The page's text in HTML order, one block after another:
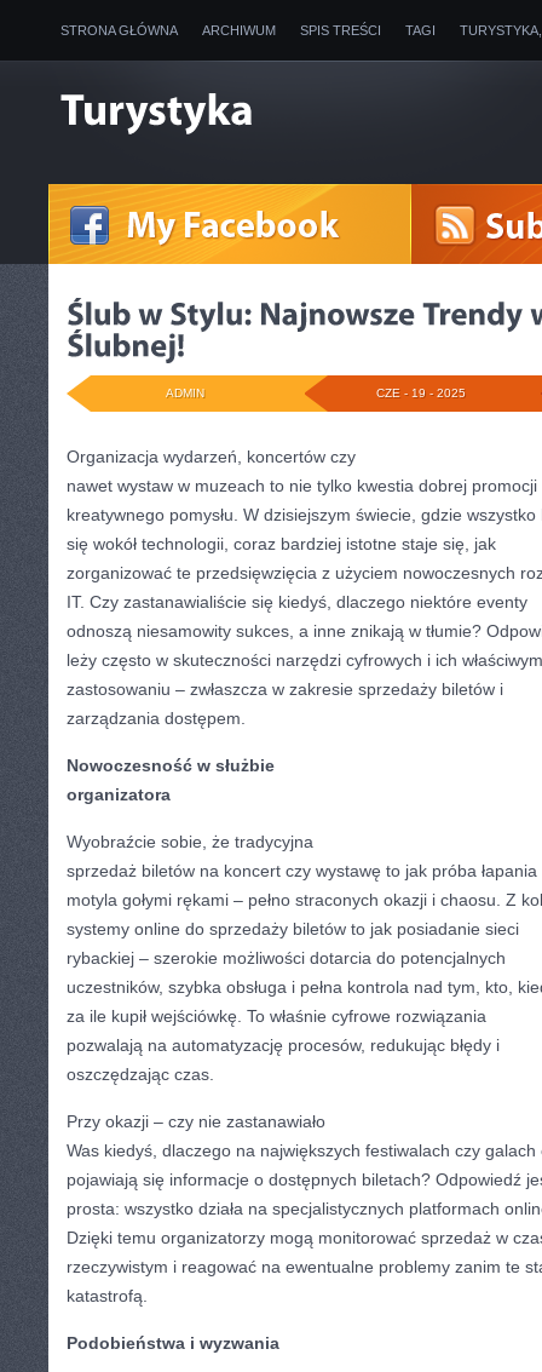
STRONA GŁÓWNA ARCHIWUM SPIS TREŚCI TAGI
CZE - 19 - 2025
ADMIN
Organizacja wydarzeń, koncertów czy
nawet wystaw w muzeach to nie tylko kwestia dobrej promocji
kreatywnego pomysłu. W dzisiejszym świecie, gdzie wszystko
się wokół technologii, coraz bardziej istotne staje się, jak
zorganizować te przedsięwzięcia z użyciem nowoczesnych
IT. Czy zastanawialiście się kiedyś, dlaczego niektóre eventy
odnoszą niesamowity sukces, a inne znikają w tłumie?
leży często w skuteczności narzędzi cyfrowych i ich właściwym
zastosowaniu – zwłaszcza w zakresie sprzedaży biletów i
zarządzania dostępem.
Nowoczesność w służbie
organizatora
Wyobraźcie sobie, że tradycyjna
sprzedaż biletów na koncert czy wystawę to jak próba łapania
motyla gołymi rękami – pełno straconych okazji i chaosu. Z
systemy online do sprzedaży biletów to jak posiadanie sieci
rybackiej – szerokie możliwości dotarcia do potencjalnych
uczestników, szybka obsługa i pełna kontrola nad tym, kto,
za ile kupił wejściówkę. To właśnie cyfrowe rozwiązania
pozwalają na automatyzację procesów, redukując błędy i
oszczędzając czas.
Przy okazji – czy nie zastanawiało
Was kiedyś, dlaczego na największych festiwalach czy galach
pojawiają się informacje o dostępnych biletach? Odpowiedź
prosta: wszystko działa na specjalistycznych platformach
Dzięki temu organizatorzy mogą monitorować sprzedaż w
rzeczywistym i reagować na ewentualne problemy zanim te
katastrofą.
Podobieństwa i wyzwania